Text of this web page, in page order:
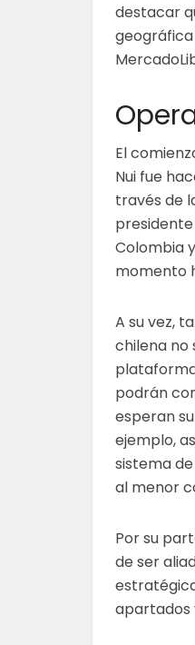
destacar
geográfica
El
Nui fue
través de
presidente
Colombia
momento
A su vez,
chilena no
podrán
esperan
ejemplo,
sistema
al menor
Por su
de ser
apartados